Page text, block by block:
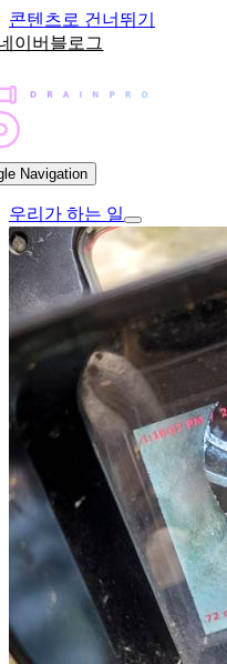
콘텐츠로 건너뛰기
Navigation
우리가 하는 일